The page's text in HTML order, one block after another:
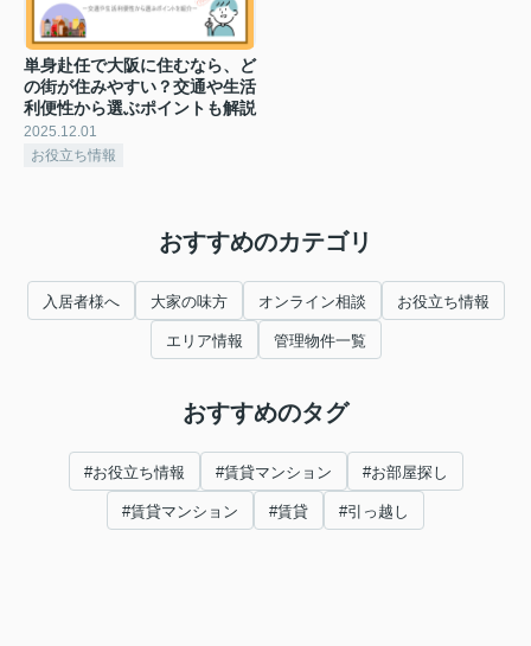
単身赴任で大阪に住むなら、ど
の街が住みやすい？交通や生活
利便性から選ぶポイントも解説
2025.12.01
お役立ち情報
おすすめのカテゴリ
入居者様へ 大家の味方 オンライン相談 お役立ち情報
エリア情報 管理物件一覧
おすすめのタグ
#お役立ち情報 #賃貸マンション #お部屋探し
#賃貸マンション #賃貸 #引っ越し